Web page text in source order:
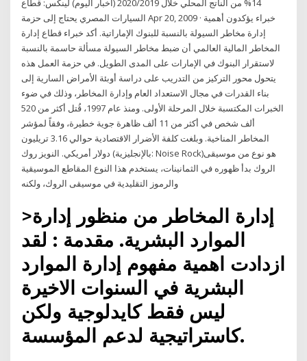
14% من الناتج المحلي خلال 2020/2019 (أخبار اليوم) لينكس: قطاع
السيارات المصري يحتاج إلى حزمة Apr 20, 2009 · خبراء يؤكدون أهمية
إدارة مخاطر السيولة بالنسبة للبنوك الإماراتية. أكد خبراء قطاع إدارة
المخاطر المالية العالمي أن ضبط مخاطر السيولة مسألة حاسمة بالنسبة
لاستقرار البنوك في الإمارات على المدى الطويل. في حزمة العمل هذه
يتحول محور التركيز من التدريب على دراسة أوبئة الأمراض السارية إلى
بناء القدرات في مجال الاستعداد العام وإدارة المخاطر، وذلك في ضوء
الخبرات المكتسبة خلال المرحلة الأولى. ومنذ عام 1997، قُتل أكثر من 520
ألف شخص في أكثر من 11 ألف ظاهرة جوية خطيرة، وفقاً لمؤشر
المخاطر المناخية. وبلغت كلفة الأضرار الاقتصادية حوالي 3.16 تريليون
دولار أمريكي. النويز روك (بالإنجليزية: Noise Rock)‏ هو نوع من موسيقى
الروك بدأ ظهوره في الثمانينات، يستخدم هذا النوع المقاطع الموسيقية
>إدارة المخاطر من منظور إدارة
الموارد البشرية. مقدمة : لقد
ازدادت اهمية مفهوم إدارة الموارد
البشرية في السنوات الاخيرة
ليس فقط كايدلوجية ولكن
كاستراتيجية لدعم المؤسسة.